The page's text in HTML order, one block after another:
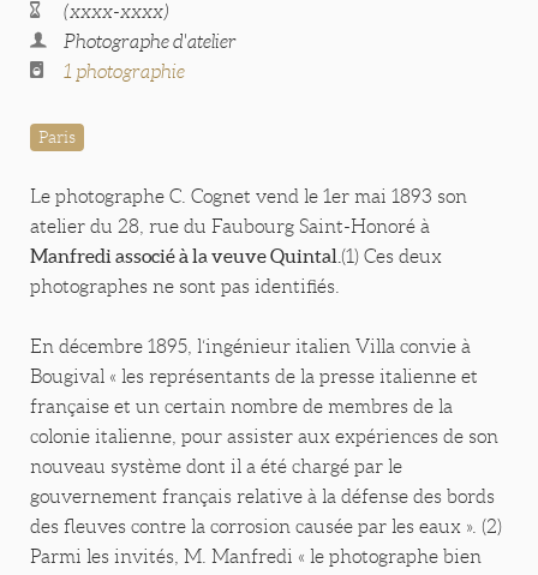
(xxxx-xxxx)
Photographe d'atelier
1 photographie
Paris
Le photographe C. Cognet vend le 1er mai 1893 son
atelier du 28, rue du Faubourg Saint-Honoré à
Manfredi associé à la veuve Quintal. (1) Ces deux
photographes ne sont pas identifiés.
En décembre 1895, l‘ingénieur italien Villa convie à
Bougival « les représentants de la presse italienne et
française et un certain nombre de membres de la
colonie italienne, pour assister aux expériences de son
nouveau système dont il a été chargé par le
gouvernement français relative à la défense des bords
des fleuves contre la corrosion causée par les eaux ». (2)
Parmi les invités, M. Manfredi « le photographe bien